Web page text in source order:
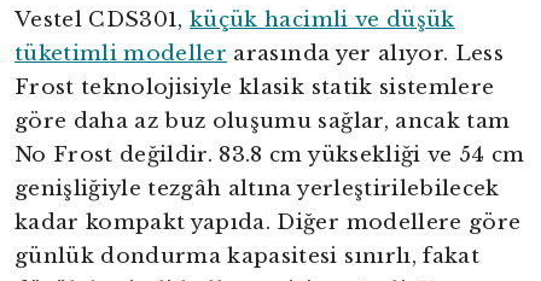
Vestel CDS301,küçük hacimli ve düşük
tüketimli modeller arasında yer alıyor. Less
Frost teknolojisiyle klasik statik sistemlere
göre daha az buz oluşumu sağlar, ancak tam
No Frost değildir. 83.8 cm yüksekliği ve 54 cm
genişliğiyle tezgâh altına yerleştirilebilecek
kadar kompakt yapıda. Diğer modellere göre
günlük dondurma kapasitesi sınırlı, fakat